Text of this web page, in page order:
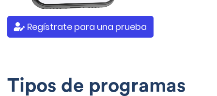
Regístrate para una prueba
Tipos de programas